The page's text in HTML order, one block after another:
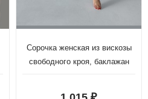
Сорочка женская из вискозы
свободного кроя, баклажан
₽